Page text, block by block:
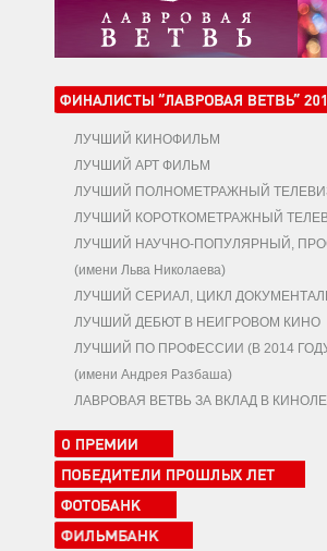
ЛУЧШИЙ КИНОФИЛЬМ
ЛУЧШИЙ АРТ ФИЛЬМ
ЛУЧШИЙ ПОЛНОМЕТРАЖНЫЙ
ЛУЧШИЙ КОРОТКОМЕТРАЖНЫЙ
ЛУЧШИЙ НАУЧНО-ПОПУЛЯРНЫЙ,
(имени Льва Николаева)
ЛУЧШИЙ СЕРИАЛ, ЦИКЛ
ЛУЧШИЙ ДЕБЮТ В НЕИГРОВОМ КИНО
ЛУЧШИЙ ПО ПРОФЕССИИ (В 2014
(имени Андрея Разбаша)
ЛАВРОВАЯ ВЕТВЬ ЗА ВКЛАД В